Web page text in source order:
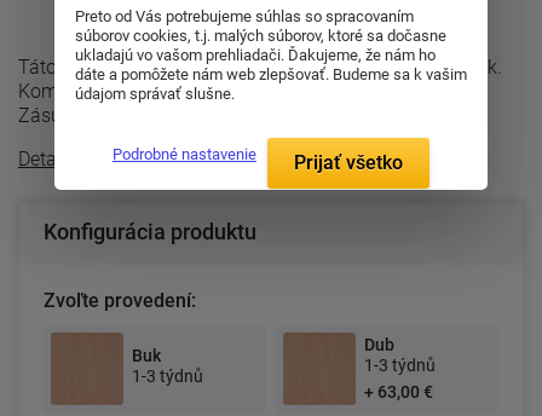
Táto vyššia komoda z rady Pavla má 6 malých zásuviek.
Komoda je vyrábaná v rozmeroch 49 x 54 x 128 cm.
Zásuvky u komôd sú vybavené ...
Detailný popis
Konfigurácia produktu
Zvoľte provedení:
Buk
1-3 týdnů
Dub
1-3 týdnů
+ 63,00 €
Preto od Vás potrebujeme súhlas so spracovaním
súborov cookies, t.j. malých súborov, ktoré sa dočasne
ukladajú vo vašom prehliadači. Ďakujeme, že nám ho
dáte a pomôžete nám web zlepšovať. Budeme sa k vašim
údajom správať slušne.
Podrobné nastavenie Prijať všetko